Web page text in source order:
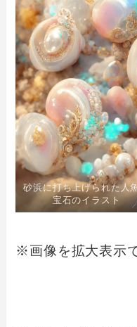
砂浜に打ち上げられた人
宝石のイラスト
※画像を拡大表示